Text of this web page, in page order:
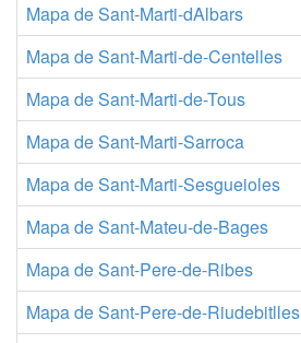
Mapa de Sant-Marti-dAlbars
Mapa de Sant-Marti-de-Centelles
Mapa de Sant-Marti-de-Tous
Mapa de Sant-Marti-Sarroca
Mapa de Sant-Marti-Sesgueioles
Mapa de Sant-Mateu-de-Bages
Mapa de Sant-Pere-de-Ribes
Mapa de Sant-Pere-de-Riudebitlles